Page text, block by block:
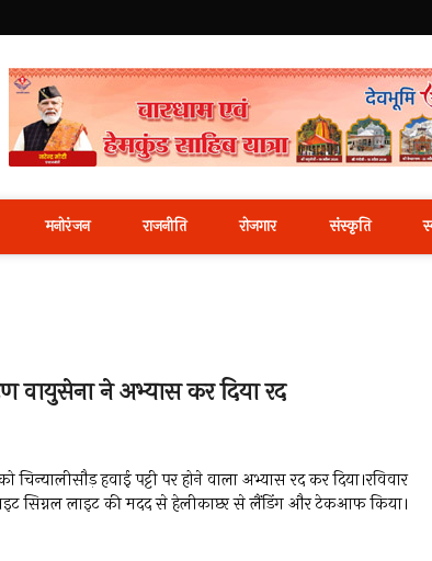
Portal
मनोरंजन राजनीति रोजगार संस्कृति
ने अभ्यास कर दिया रद
हवाई पट्टी पर होने वाला अभ्यास रद कर दिया।रविवार
सिग्नल लाइट की मदद से हेलीकाप्टर से लैंडिंग और टेकआफ किया।